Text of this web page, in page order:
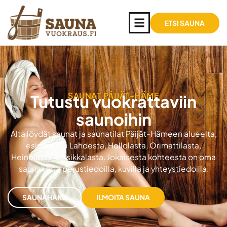
ETSI SAUNA
SAUNAT PÄIJÄT-HÄME
Tutustu vuokrattaviin
saunoihin
Alta löydät saunat ja saunatilat Päijät-Hämeen alueelta,
esimerkiksi Lahdesta, Hollolasta, Orimattilasta,
Heinolasta ja Asikkalasta. Jokaisesta kohteesta on oma
saunakortti perustiedoilla, kuvilla ja yhteystiedoilla.
SAUNAHAKU ILMOITA SAUNA